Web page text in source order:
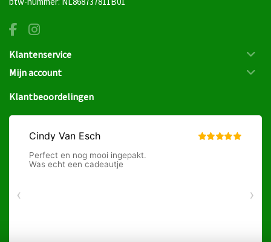
Klantenservice
Mijn account
Klantbeoordelingen